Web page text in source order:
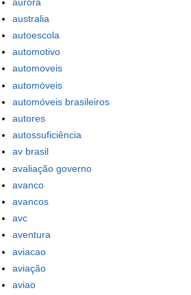
australia
autoescola
automotivo
automoveis
automóveis
automóveis brasileiros
autores
autossuficiência
av brasil
avaliação governo
avanco
avancos
avc
aventura
aviacao
aviação
aviao